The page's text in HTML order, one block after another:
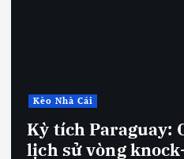
Kèo Nhà Cái
Kỳ tích Paraguay:
lịch sử vòng